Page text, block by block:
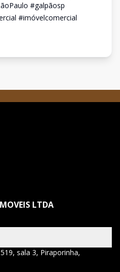
#galpãosp
#imóvelcomercial
LTDA
sala 3, Piraporinha,